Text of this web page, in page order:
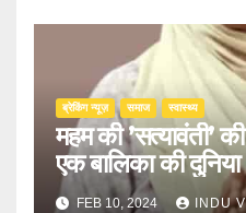
ब्रेकिंग न्यूज़ समाज स्वास्थ्य
महम की ’सत्यावंती’
एक बालिका की दुनिया
FEB 10, 2024 INDU